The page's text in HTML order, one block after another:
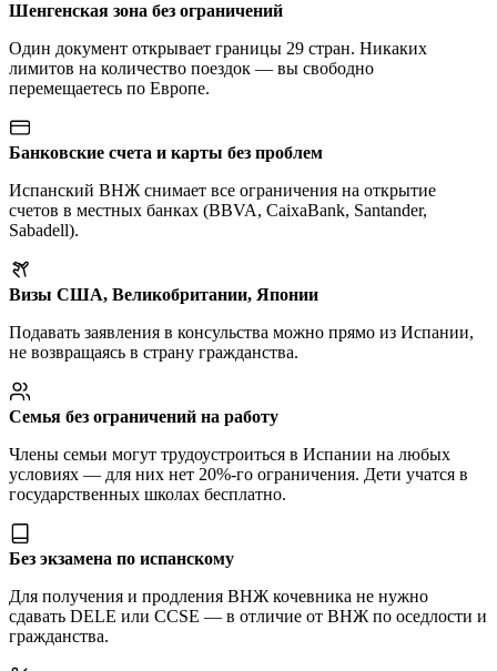
Шенгенская зона без ограничений
Один документ открывает границы 29 стран. Никаких
лимитов на количество поездок — вы свободно
перемещаетесь по Европе.
Банковские счета и карты без проблем
Испанский ВНЖ снимает все ограничения на открытие
счетов в местных банках (BBVA, CaixaBank, Santander,
Sabadell).
Визы США, Великобритании, Японии
Подавать заявления в консульства можно прямо из Испании,
не возвращаясь в страну гражданства.
Семья без ограничений на работу
Члены семьи могут трудоустроиться в Испании на любых
условиях — для них нет 20%-го ограничения. Дети учатся в
государственных школах бесплатно.
Без экзамена по испанскому
Для получения и продления ВНЖ кочевника не нужно
сдавать DELE или CCSE — в отличие от ВНЖ по оседлости и
гражданства.